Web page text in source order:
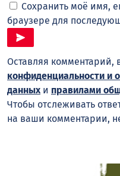
Сохранить моё имя,
браузере для
Оставляя комментарий,
конфиденциальности и
данныхи правилами
Чтобы отслеживать
на ваши комментарии,